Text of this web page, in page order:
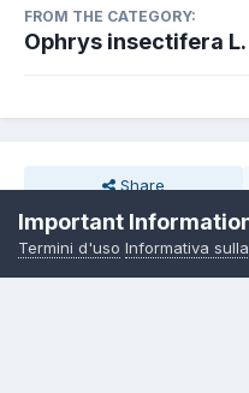
FROM THE CATEGORY:
Ophrys insectifera L.
Share
Important
Termini d'uso Informativa